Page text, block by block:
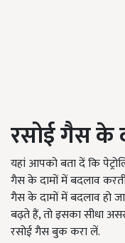
रसोई गैस के
यहां आपको बता दें कि
गैस के दामों में बदलाव
गैस के दामों में बदलाव हो
बढ़ते हैं, तो इसका सीधा
रसोई गैस बुक करा लें.